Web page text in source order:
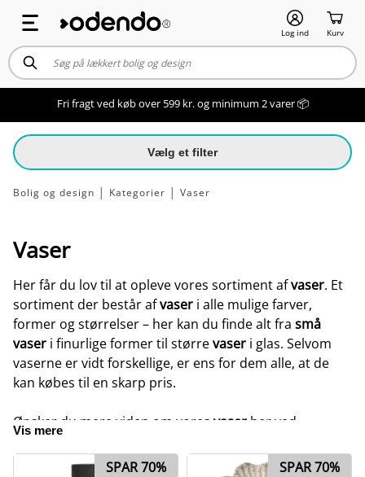
Log ind Kurv
Fri fragt ved køb over 599 kr. og minimum 2 varer 📦
Vælg et filter
Bolig og design Kategorier Vaser
Vaser
Her får du lov til at opleve vores sortiment afvaser. Et
sortiment der består afvaser i alle mulige farver,
former og størrelser – her kan du finde alt fra små
vaser i finurlige former til størrevaser i glas. Selvom
vaserne er vidt forskellige, er ens for dem alle, at de
kan købes til en skarp pris.
Ønsker du mere viden om vores vaser her ved
vaser
længere nede på siden.
Vis mere
SPAR 70% SPAR 70%